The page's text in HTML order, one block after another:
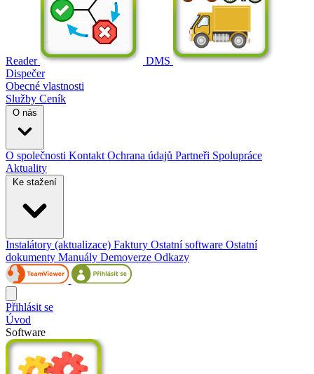
Reader
DMS
Dispečer
Obecné vlastnosti
Služby Ceník
O nás
O společnosti Kontakt Ochrana údajů Partneři Spolupráce
Aktuality
Ke stažení
Instalátory (aktualizace) Faktury Ostatní software Ostatní
dokumenty Manuály Demoverze Odkazy
Přihlásit se
Úvod
Software